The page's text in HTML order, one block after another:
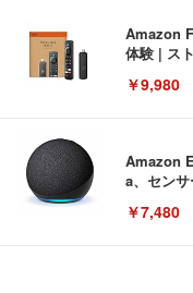
Amazon
体験 | ス
￥9,980
Amazon
a、セン
￥7,480